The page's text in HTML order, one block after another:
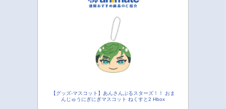
【グッズ-マスコット】あんさんぶるスターズ！！ おま
んじゅうにぎにぎマスコット ねくすと2 Hbox